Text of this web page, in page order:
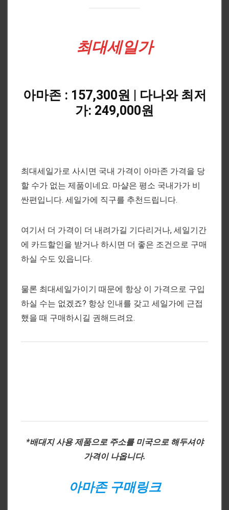
최대세일가
아마존 : 157,300원 | 다나와 최저
가: 249,000원
최대세일가로 사시면 국내 가격이 아마존 가격을 당
할 수가 없는 제품이네요. 마샬은 평소 국내가가 비
싼편입니다. 세일가에 직구를 추천드립니다.
여기서 더 가격이 더 내려가길 기다리거나, 세일기간
에 카드할인을 받거나 하시면 더 좋은 조건으로 구매
하실 수도 있읍니다.
물론 최대세일가이기 때문에 항상 이 가격으로 구입
하실 수는 없겠죠? 항상 인내를 갖고 세일가에 근접
했을 때 구매하시길 권해드려요.
*배대지 사용 제품으로 주소를 미국으로 해두셔야
가격이 나옵니다.
아마존 구매링크